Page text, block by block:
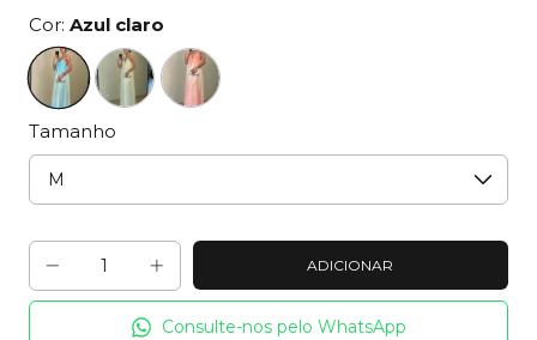
Cor: Azul claro
Tamanho
Consulte-nos pelo WhatsApp